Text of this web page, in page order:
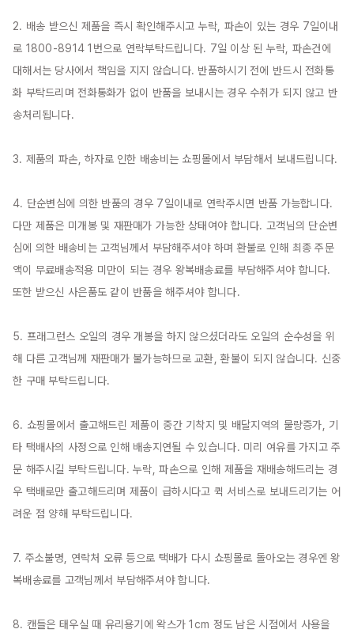
2. 배송 받으신 제품을 즉시 확인해주시고 누락, 파손이 있는 경우 7일이내
로 1800-8914 1번으로 연락부탁드립니다. 7일 이상 된 누락, 파손건에
대해서는 당사에서 책임을 지지 않습니다. 반품하시기 전에 반드시 전화통
화 부탁드리며 전화통화가 없이 반품을 보내시는 경우 수취가 되지 않고 반
송처리됩니다.
3. 제품의 파손, 하자로 인한 배송비는 쇼핑몰에서 부담해서 보내드립니다.
4. 단순변심에 의한 반품의 경우 7일이내로 연락주시면 반품 가능합니다.
다만 제품은 미개봉 및 재판매가 가능한 상태여야 합니다. 고객님의 단순변
심에 의한 배송비는 고객님께서 부담해주셔야 하며 환불로 인해 최종 주문
액이 무료배송적용 미만이 되는 경우 왕복배송료를 부담해주셔야 합니다.
또한 받으신 사은품도 같이 반품을 해주셔야 합니다.
5. 프래그런스 오일의 경우 개봉을 하지 않으셨더라도 오일의 순수성을 위
해 다른 고객님께 재판매가 불가능하므로 교환, 환불이 되지 않습니다. 신중
한 구매 부탁드립니다.
6. 쇼핑몰에서 출고해드린 제품이 중간 기착지 및 배달지역의 물량증가, 기
타 택배사의 사정으로 인해 배송지연될 수 있습니다. 미리 여유를 가지고 주
문 해주시길 부탁드립니다. 누락, 파손으로 인해 제품을 재배송해드리는 경
우 택배로만 출고해드리며 제품이 급하시다고 퀵 서비스로 보내드리기는 어
려운 점 양해 부탁드립니다.
7. 주소불명, 연락처 오류 등으로 택배가 다시 쇼핑몰로 돌아오는 경우엔 왕
복배송료를 고객님께서 부담해주셔야 합니다.
8. 캔들은 태우실 때 유리용기에 왁스가 1cm 정도 남은 시점에서 사용을